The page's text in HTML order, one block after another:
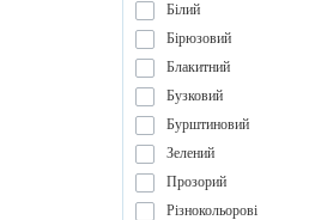
Білий
Бірюзовий
Блакитний
Бузковий
Бурштиновий
Зелений
Прозорий
Різнокольорові